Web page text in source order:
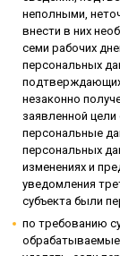
неполными,
внести в них
семи рабочих
персональных
незаконно
заявленной
персональные
персональных
изменениях и
уведомления
субъекта были
по требованию